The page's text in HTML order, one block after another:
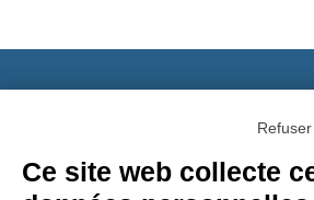
Via dei Campi, 2 –
Ce site web collecte